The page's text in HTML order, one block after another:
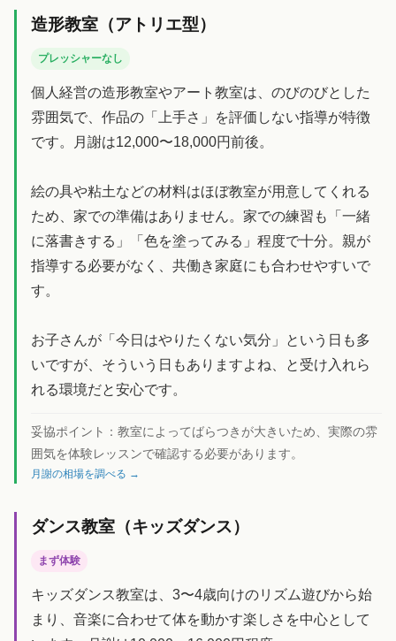
造形教室（アトリエ型）
プレッシャーなし
個人経営の造形教室やアート教室は、のびのびとした
雰囲気で、作品の「上手さ」を評価しない指導が特徴
です。月謝は12,000〜18,000円前後。
絵の具や粘土などの材料はほぼ教室が用意してくれる
ため、家での準備はありません。家での練習も「一緒
に落書きする」「色を塗ってみる」程度で十分。親が
指導する必要がなく、共働き家庭にも合わせやすいで
す。
お子さんが「今日はやりたくない気分」という日も多
いですが、そういう日もありますよね、と受け入れら
れる環境だと安心です。
妥協ポイント： 教室によってばらつきが大きいため、実際の雰
囲気を体験レッスンで確認する必要があります。
月謝の相場を調べる →
ダンス教室（キッズダンス）
まず体験
キッズダンス教室は、3〜4歳向けのリズム遊びから始
まり、音楽に合わせて体を動かす楽しさを中心として